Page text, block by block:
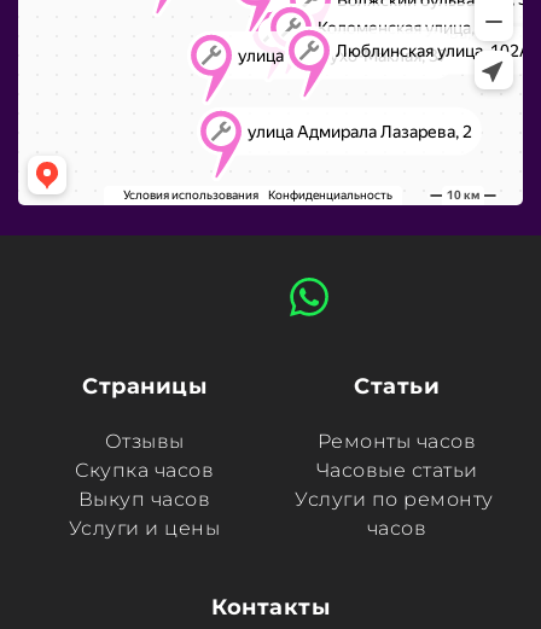
Страницы
Отзывы
Скупка часов
Выкуп часов
Услуги и цены
Статьи
Ремонты часов
Часовые статьи
Услуги по ремонту
часов
Контакты